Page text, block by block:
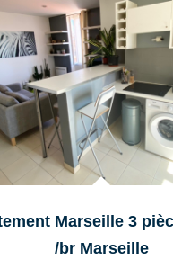
Marseille 3
/br Marseille